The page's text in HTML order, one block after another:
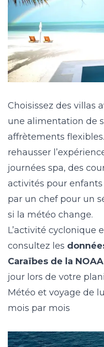
Choisissez des villas
une alimentation de
affrètements
rehausser
journées spa, des
activités pour
par un chef pour un
si la météo change.
L’activité cyclonique
consultez les
Caraïbes de la NOAA
jour lors de votre
Météo et voyage de
mois par mois